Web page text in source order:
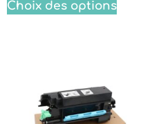
Choix des options